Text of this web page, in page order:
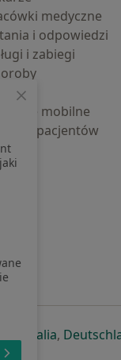
medyczne
i odpowiedzi
i zabiegi
mobilne
dla pacjentów
nowej karcie
się w nowej
otwiera się w
Italiaotwiera
,